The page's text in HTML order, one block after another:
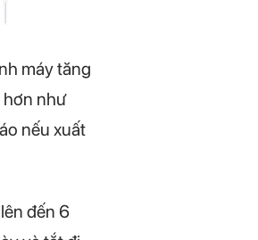
máy tăng
hơn như
nếu xuất
đến 6